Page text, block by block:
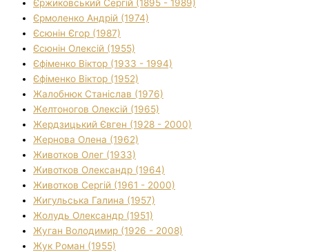
Єржиковський Сергій (1895 - 1989)
Єрмоленко Андрій (1974)
Єсюнін Єгор (1987)
Єсюнін Олексій (1955)
Єфіменко Віктор (1933 - 1994)
Єфіменко Віктор (1952)
Жалобнюк Станіслав (1976)
Желтоногов Олексій (1965)
Жердзицький Євген (1928 - 2000)
Жернова Олена (1962)
Животков Олег (1933)
Животков Олександр (1964)
Животков Сергій (1961 - 2000)
Жигульська Галина (1957)
Жолудь Олександр (1951)
Жуган Володимир (1926 - 2008)
Жук Роман (1955)